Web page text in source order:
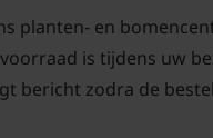
planten- en
is tijdens uw
bericht zodra de